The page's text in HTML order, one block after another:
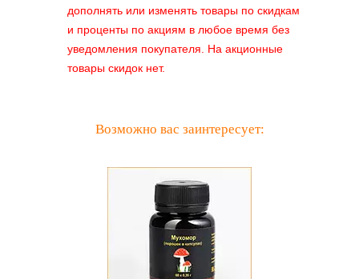
дополнять или изменять товары по скидкам
и проценты по акциям в любое время без
уведомления покупателя. На акционные
товары скидок нет.
Возможно вас заинтересует: